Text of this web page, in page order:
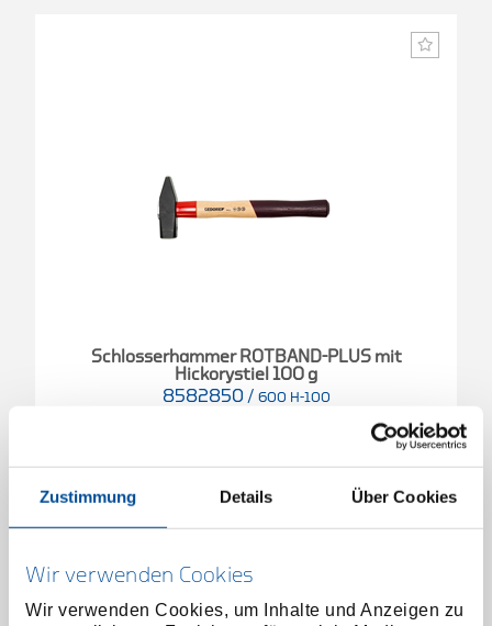
Zustimmung Details Über Cookies
Wir verwenden Cookies
Wir verwenden Cookies, um Inhalte und Anzeigen zu
Schlosserhammer ROTBAND-PLUS mit
Hickorystiel 100 g
8582850 / 600 H-100